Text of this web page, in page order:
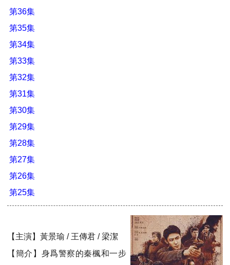
第36集
第35集
第34集
第33集
第32集
第31集
第30集
第29集
第28集
第27集
第26集
第25集
【主演】黃景瑜 / 王傳君 / 梁潔
【簡介】身爲警察的秦楓和一步